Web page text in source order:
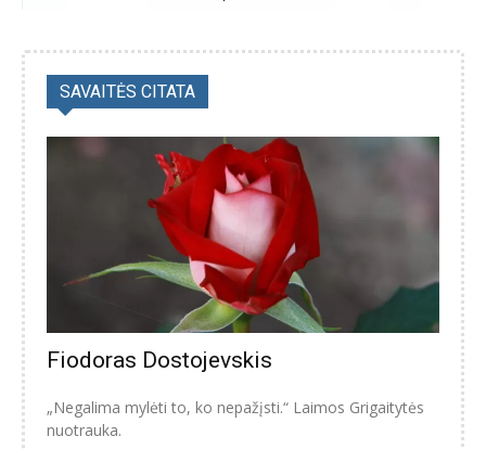
SAVAITĖS CITATA
Fiodoras Dostojevskis
„Negalima mylėti to, ko nepažįsti.“ Laimos Grigaitytės
nuotrauka.